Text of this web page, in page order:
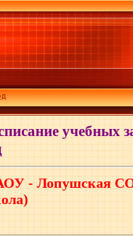
учебных
- Лопушская